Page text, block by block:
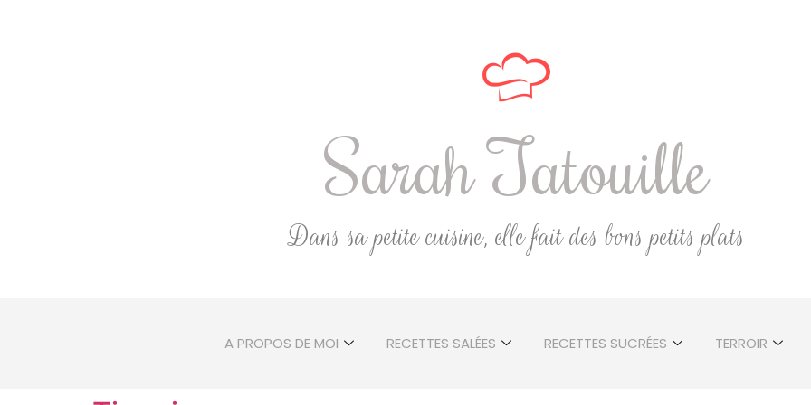
Sarah Tatouille
Dans sa petite cuisine, elle fait des bons petits plats
A PROPOS DE MOI RECETTES SALÉES RECETTES SUCRÉES TERROIR